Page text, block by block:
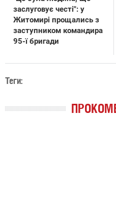
заслуговує честі": у
Житомирі прощались з
заступником командира
95-ї бригади
Теги: